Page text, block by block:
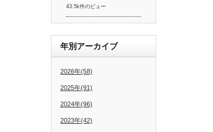
43.5k件のビュー
年別アーカイブ
2026年(58)
2025年(91)
2024年(96)
2023年(42)